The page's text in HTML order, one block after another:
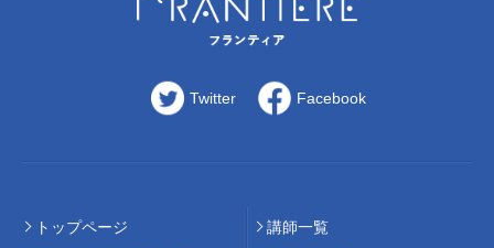
Twitter Facebook
トップページ
講師⼀覧